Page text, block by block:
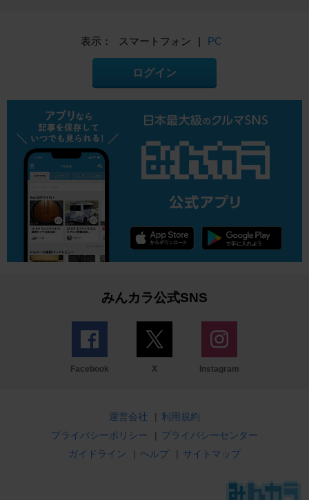
表示： スマートフォン | PC
ログイン
みんカラ公式SNS
Facebook X Instagram
運営会社 | 利用規約
プライバシーポリシー
| プライバシーセンター
ガイドライン
| ヘルプ | サイトマップ